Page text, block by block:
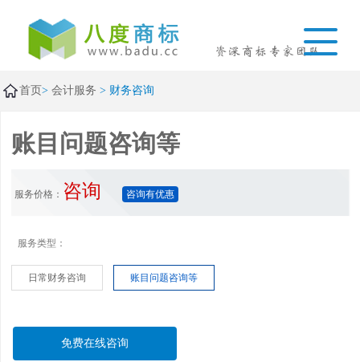
首页>会计服务 > 财务咨询
账目问题咨询等
服务价格： 咨询 咨询有优惠
日常财务咨询 账目问题咨询等
免费在线咨询